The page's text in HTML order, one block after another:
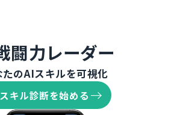
闘力レーダー
たのAIスキルを可視化
キル診断を始める